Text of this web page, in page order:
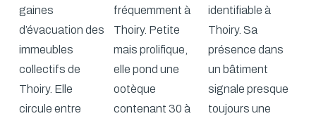
gaines
d’évacuation des
immeubles
collectifs de
Thoiry. Elle
circule entre
fréquemment à
Thoiry. Petite
mais prolifique,
elle pond une
ootèque
contenant 30 à
identifiable à
Thoiry. Sa
présence dans
un bâtiment
signale presque
toujours une